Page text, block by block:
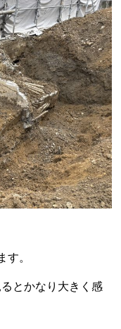
。
とかなり大きく感